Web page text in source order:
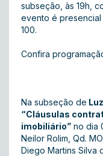
subseção, às 19h,
evento é presencial
100.
Confira
Na subseção de
“Cláusulas
imobiliário” no dia
Neilor Rolim, Qd.
Diego Martins Silva